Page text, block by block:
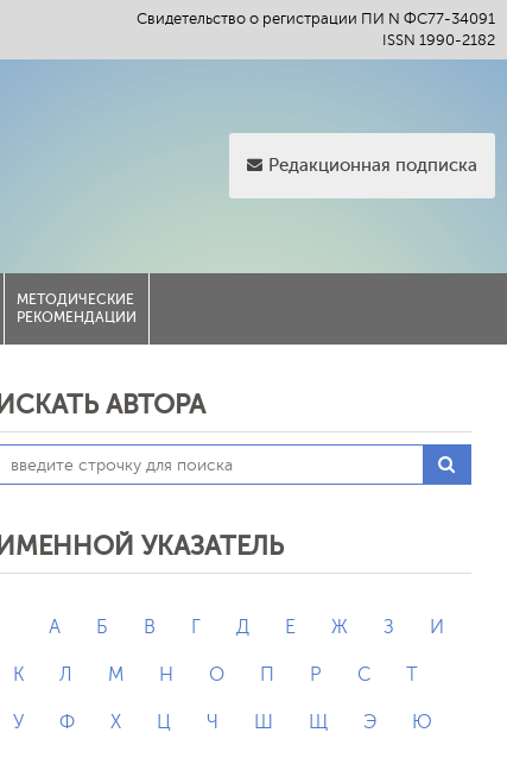
Свидетельство о регистрации ПИ N ФС77-34091
ISSN 1990-2182
Редакционная подписка
МЕТОДИЧЕСКИЕ
РЕКОМЕНДАЦИИ
ИСКАТЬ АВТОРА
ИМЕННОЙ УКАЗАТЕЛЬ
А Б В Г Д Е Ж З И
К Л М Н О П Р С Т
У Ф Х Ц Ч Ш Щ Э Ю